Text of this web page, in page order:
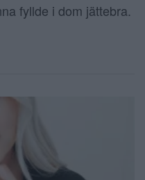
fyllde i dom jättebra.